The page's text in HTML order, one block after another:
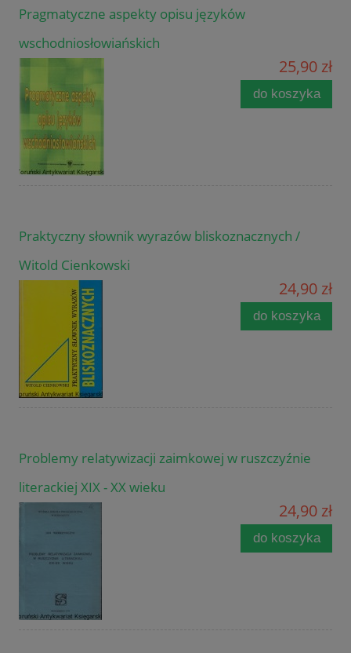
Pragmatyczne aspekty opisu języków
wschodniosłowiańskich
25,90 zł
do koszyka
Praktyczny słownik wyrazów bliskoznacznych /
Witold Cienkowski
24,90 zł
do koszyka
Problemy relatywizacji zaimkowej w ruszczyźnie
literackiej XIX - XX wieku
24,90 zł
do koszyka